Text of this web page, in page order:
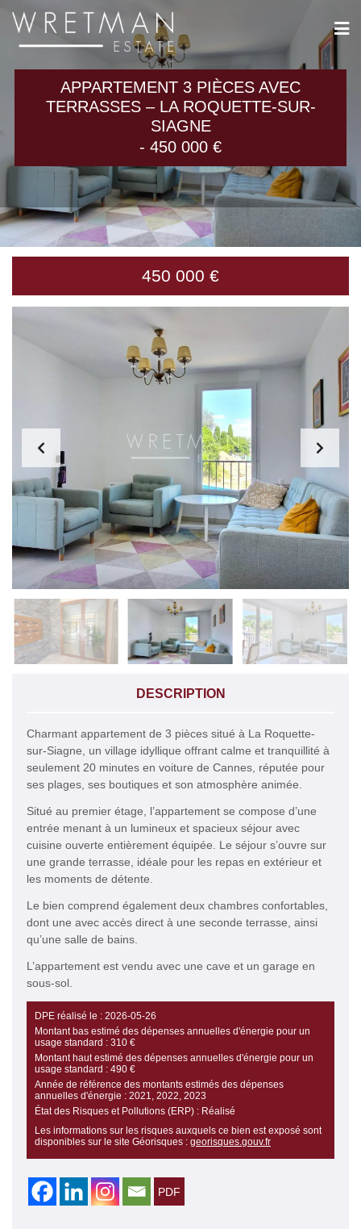
APPARTEMENT 3 PIÈCES AVEC
TERRASSES – LA ROQUETTE-SUR-
SIAGNE
- 450 000 €
450 000 €
DESCRIPTION
Charmant appartement de 3 pièces situé à La Roquette-
sur-Siagne, un village idyllique offrant calme et tranquillité à
seulement 20 minutes en voiture de Cannes, réputée pour
ses plages, ses boutiques et son atmosphère animée.
Situé au premier étage, l’appartement se compose d’une
entrée menant à un lumineux et spacieux séjour avec
cuisine ouverte entièrement équipée. Le séjour s’ouvre sur
une grande terrasse, idéale pour les repas en extérieur et
les moments de détente.
Le bien comprend également deux chambres confortables,
dont une avec accès direct à une seconde terrasse, ainsi
qu’une salle de bains.
L’appartement est vendu avec une cave et un garage en
sous-sol.
DPE réalisé le : 2026-05-26
Montant bas estimé des dépenses annuelles d'énergie pour un
usage standard : 310 €
Montant haut estimé des dépenses annuelles d'énergie pour un
usage standard : 490 €
Année de référence des montants estimés des dépenses
annuelles d'énergie : 2021, 2022, 2023
État des Risques et Pollutions (ERP) : Réalisé
Les informations sur les risques auxquels ce bien est exposé sont
disponibles sur le site Géorisques : georisques.gouv.fr
Panneau de gestion des cookies